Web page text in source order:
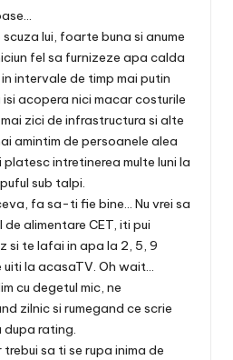
lui, foarte buna si anume
fel sa furnizeze apa calda
intervale de timp mai putin
acopera nici macar costurile
zici de infrastructura si alte
amintim de persoanele alea
platesc intretinerea multe luni la
sub talpi.
fa sa-ti fie bine… Nu vrei sa
alimentare CET, iti pui
si te lafai in apa la 2, 5, 9
la acasaTV. Oh wait…
cu degetul mic, ne
zilnic si rumegand ce scrie
dupa rating.
sa ti se rupa inima de